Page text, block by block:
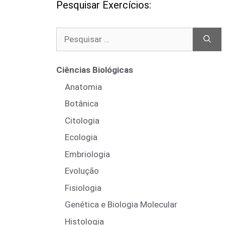
Pesquisar Exercícios:
Ciências Biológicas
Anatomia
Botânica
Citologia
Ecologia
Embriologia
Evolução
Fisiologia
Genética e Biologia Molecular
Histologia